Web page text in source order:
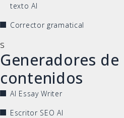
texto AI
Corrector gramatical
s
Generadores de
contenidos
AI Essay Writer
Escritor SEO AI